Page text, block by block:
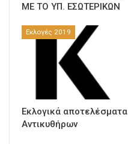
ΜΕ ΤΟ ΥΠ. ΕΣΩΤΕΡΙΚΩΝ
Εκλογές 2019
Εκλογικά αποτελέσματα
Αντικυθήρων